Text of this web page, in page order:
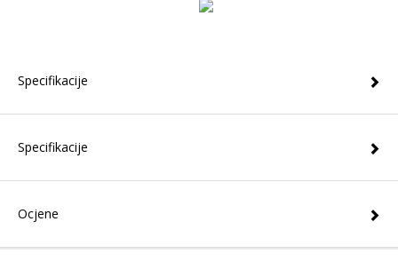
Specifikacije
Specifikacije
Ocjene